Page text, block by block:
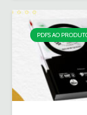
PDFS AO